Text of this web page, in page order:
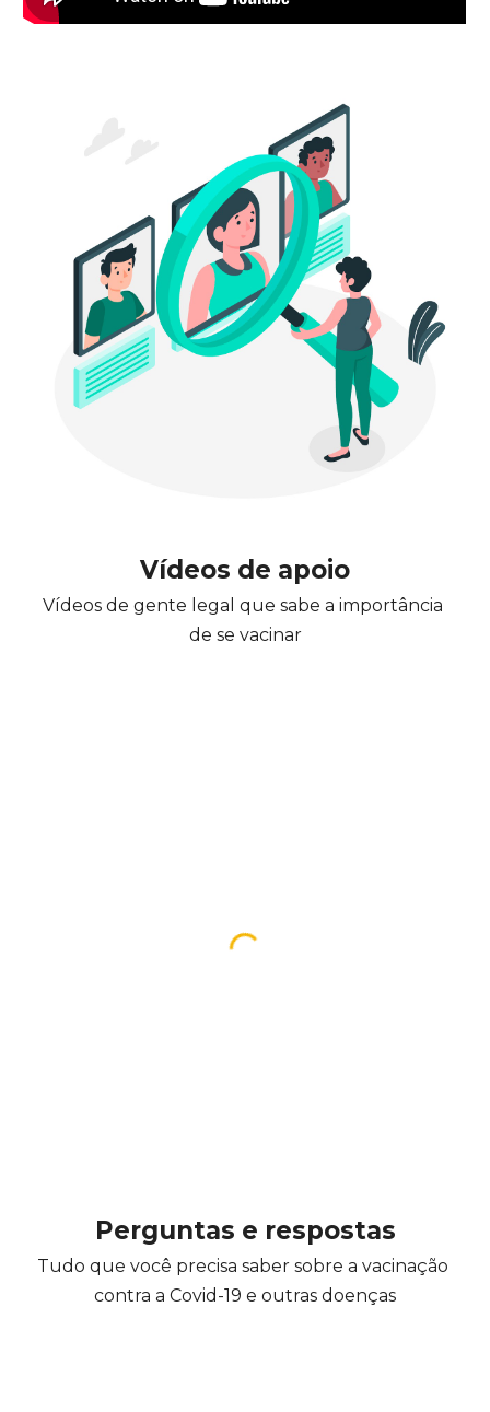
Vídeos de apoio
Vídeos de gente legal que sabe a importância
de se vacinar
Perguntas e respostas
Tudo que você precisa saber sobre a vacinação
contra a Covid-19 e outras doenças